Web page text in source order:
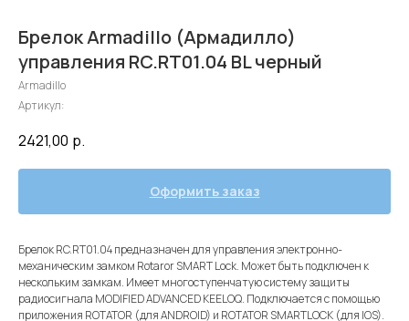
Брелок Armadillo (Армадилло)
управления RC.RT01.04 BL черный
Armadillo
Артикул:
2421,00 р.
Оформить заказ
Брелок RC.RT01.04 предназначен для управления электронно-
механическим замком Rotaror SMART Lock. Может быть подключен к
нескольким замкам. Имеет многоступенчатую систему защиты
радиосигнала MODIFIED ADVANCED KEELOQ. Подключается с помощью
приложения ROTATOR (для ANDROID) и ROTATOR SMARTLOCK (для IOS).